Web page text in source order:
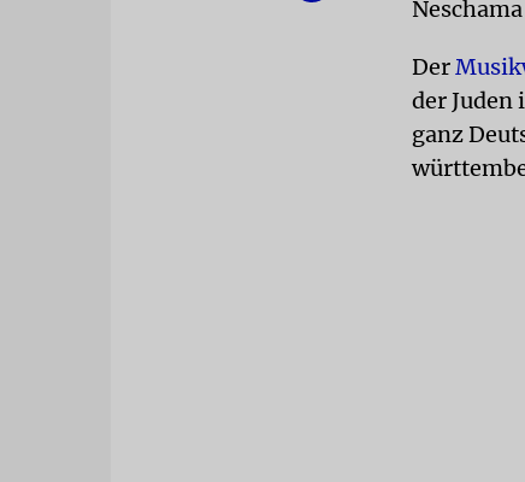
Der
der Juden
ganz